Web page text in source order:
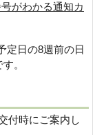
がわかる通知カ
定日の8週前の日
。
付時にご案内し